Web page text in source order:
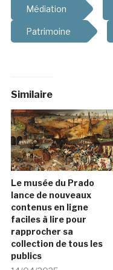
Médiation
Patrimoine
Similaire
Le musée du Prado
lance de nouveaux
contenus en ligne
faciles à lire pour
rapprocher sa
collection de tous les
publics